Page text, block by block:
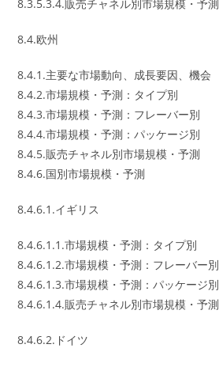
8.3.5.3.4.販売チャネル別市場規模・予測
8.4.欧州
8.4.1.主要な市場動向、成長要因、機会
8.4.2.市場規模・予測：タイプ別
8.4.3.市場規模・予測：フレーバー別
8.4.4.市場規模・予測：パッケージ別
8.4.5.販売チャネル別市場規模・予測
8.4.6.国別市場規模・予測
8.4.6.1.イギリス
8.4.6.1.1.市場規模・予測：タイプ別
8.4.6.1.2.市場規模・予測：フレーバー別
8.4.6.1.3.市場規模・予測：パッケージ別
8.4.6.1.4.販売チャネル別市場規模・予測
8.4.6.2.ドイツ